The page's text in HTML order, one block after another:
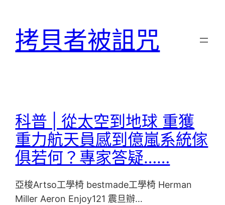
拷貝者被詛咒
科普 | 從太空到地球 重獲
重力航天員感到億嵐系統傢
俱若何？專家答疑……
亞梭Artso工學椅 bestmade工學椅 Herman
Miller Aeron Enjoy121 震旦辦…